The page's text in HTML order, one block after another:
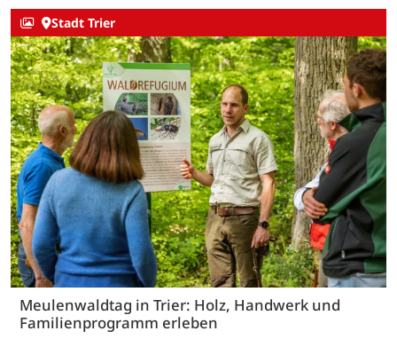
Stadt Trier
Meulenwaldtag in Trier: Holz, Handwerk und
Familienprogramm erleben